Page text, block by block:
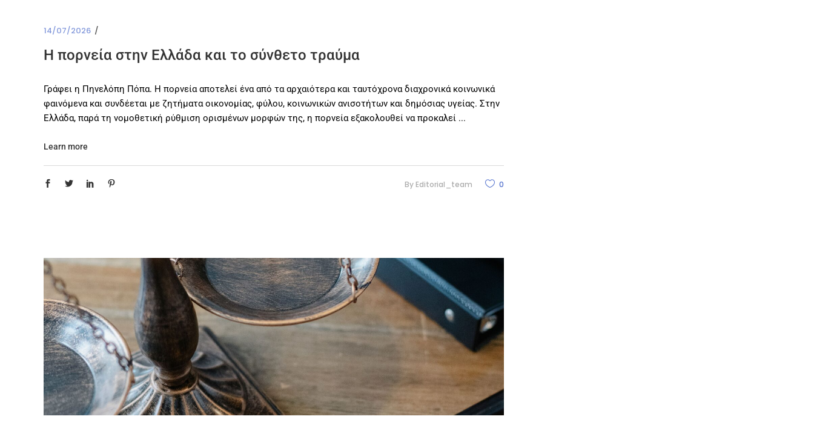
14/07/2026
Η πορνεία στην Ελλάδα και το σύνθετο τραύμα
Γράφει η Πηνελόπη Πόπα. Η πορνεία αποτελεί ένα από τα αρχαιότερα και ταυτόχρονα διαχρονικά κοινωνικά
φαινόμενα και συνδέεται με ζητήματα οικονομίας, φύλου, κοινωνικών ανισοτήτων και δημόσιας υγείας. Στην
Ελλάδα, παρά τη νομοθετική ρύθμιση ορισμένων μορφών της, η πορνεία εξακολουθεί να προκαλεί
Learn more
By Editorial_team 0